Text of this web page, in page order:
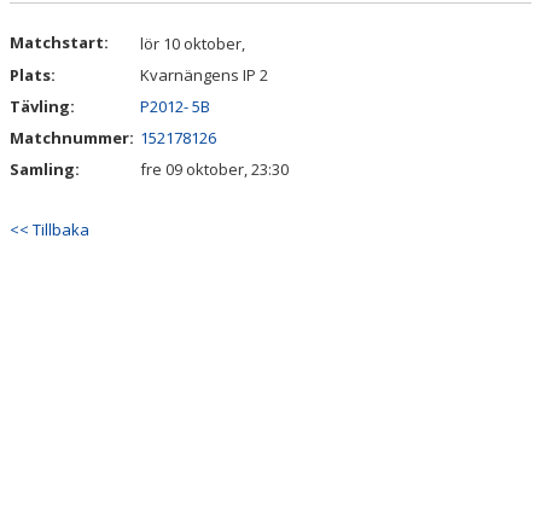
KONTAKT
Matchstart:
lör 10 oktober,
Plats:
Kvarnängens IP 2
Tävling:
P2012- 5B
Matchnummer: 152178126
Samling:
fre 09 oktober, 23:30
<< Tillbaka